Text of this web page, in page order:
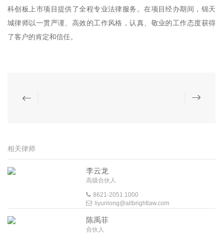
科创板上市项目提供了全程专业法律服务。在项目经办期间，锦天
城律师以一贯严谨、高效的工作风格，认真、敬业的工作态度获得
了客户的肯定和信任。
相关律师
李云龙
高级合伙人
8621-2051 1000
liyunlong@allbrightlaw.com
陈禹菲
合伙人